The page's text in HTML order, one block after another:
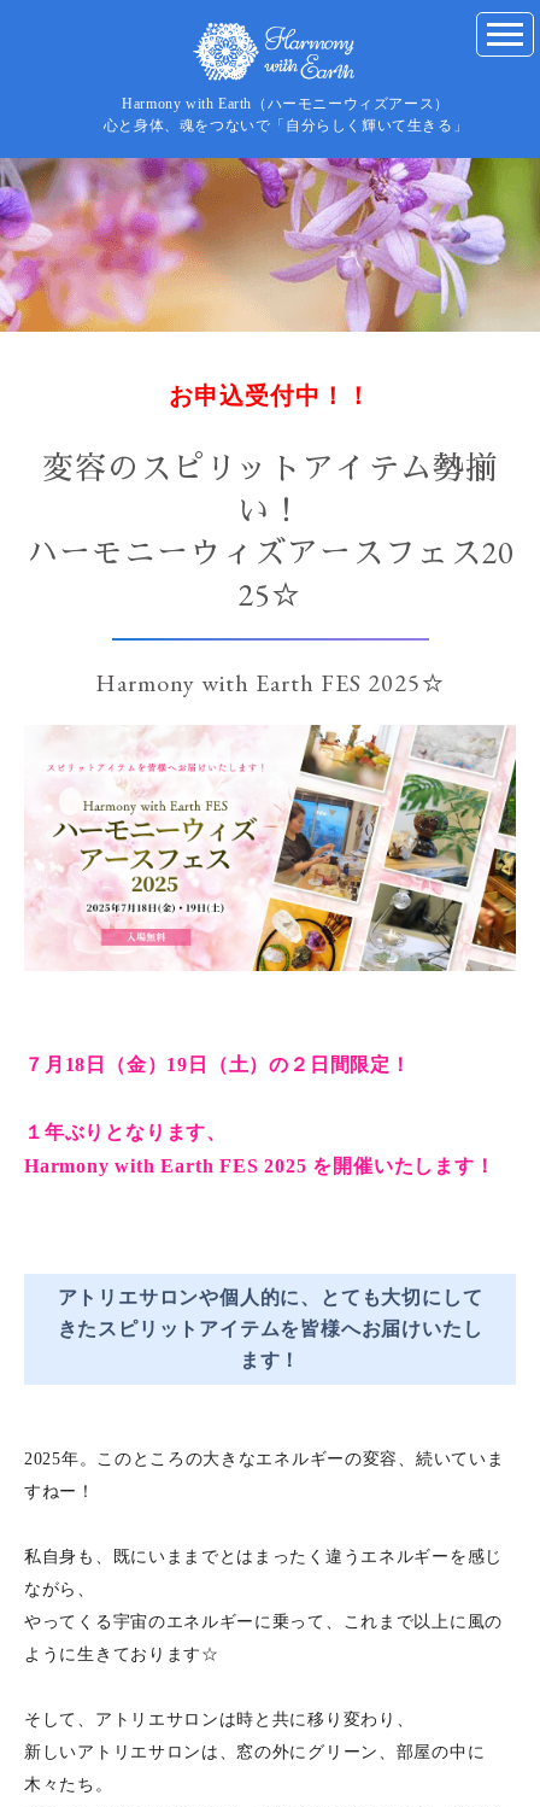
Harmony with Earth（ハーモニーウィズアース）
心と身体、魂をつないで「自分らしく輝いて生きる」
お申込受付中！！
変容のスピリットアイテム勢揃
い！
ハーモニーウィズアースフェス20
25☆
Harmony with Earth FES 2025☆
７月18日（金）19日（土）の２日間限定！
１年ぶりとなります、
Harmony with Earth FES 2025 を開催いたします！
アトリエサロンや個人的に、とても大切にして
きたスピリットアイテムを皆様へお届けいたし
ます！
2025年。このところの大きなエネルギーの変容、続いていま
すねー！
私自身も、既にいままでとはまったく違うエネルギーを感じ
ながら、
やってくる宇宙のエネルギーに乗って、これまで以上に風の
ように生きております☆
そして、アトリエサロンは時と共に移り変わり、
新しいアトリエサロンは、窓の外にグリーン、部屋の中に
木々たち。